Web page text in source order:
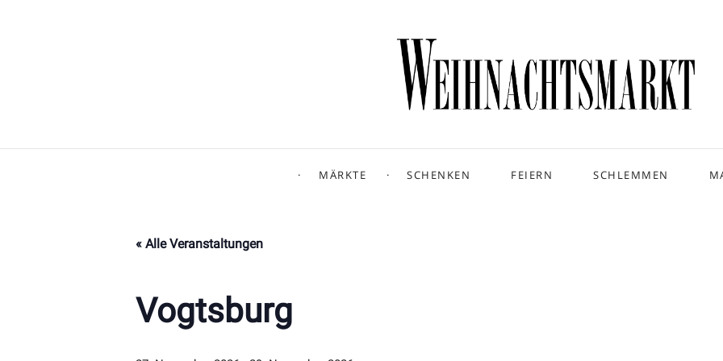
MÄRKTE SCHENKEN FEIERN SCHLEMMEN
« Alle Veranstaltungen
Vogtsburg